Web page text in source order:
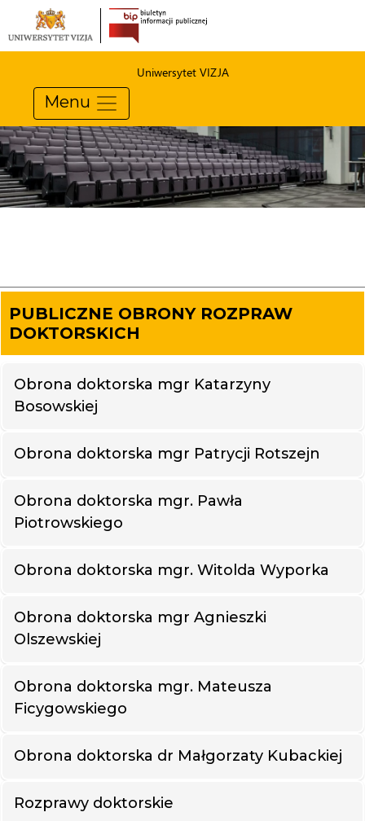
Uniwersytet VIZJA
Menu
PUBLICZNE OBRONY ROZPRAW
DOKTORSKICH
Obrona doktorska mgr Katarzyny
Bosowskiej
Obrona doktorska mgr Patrycji Rotszejn
Obrona doktorska mgr. Pawła
Piotrowskiego
Obrona doktorska mgr. Witolda Wyporka
Obrona doktorska mgr Agnieszki
Olszewskiej
Obrona doktorska mgr. Mateusza
Ficygowskiego
Obrona doktorska dr Małgorzaty Kubackiej
Rozprawy doktorskie